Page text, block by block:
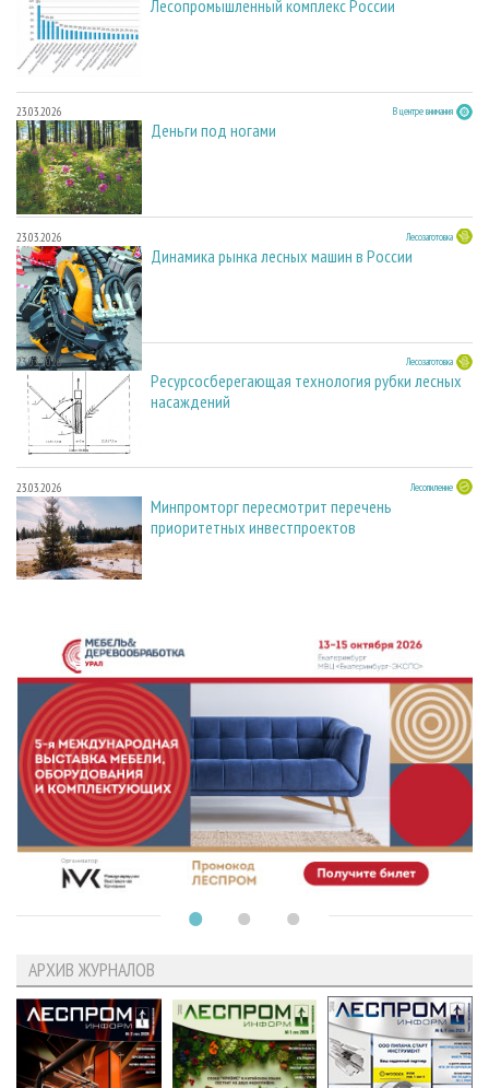
Лесопромышленный комплекс России
23.03.2026 В центре внимания
Деньги под ногами
23.03.2026 Лесозаготовка
Динамика рынка лесных машин в России
23.03.2026 Лесозаготовка
Ресурсосберегающая технология рубки лесных
насаждений
23.03.2026 Лесопиление
Минпромторг пересмотрит перечень
приоритетных инвестпроектов
АРХИВ ЖУРНАЛОВ